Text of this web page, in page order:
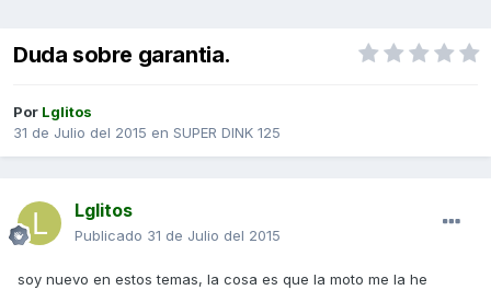
Duda sobre garantia.
Por Lglitos
31 de Julio del 2015 en SUPER DINK 125
Lglitos
Publicado 31 de Julio del 2015
soy nuevo en estos temas, la cosa es que la moto me la he